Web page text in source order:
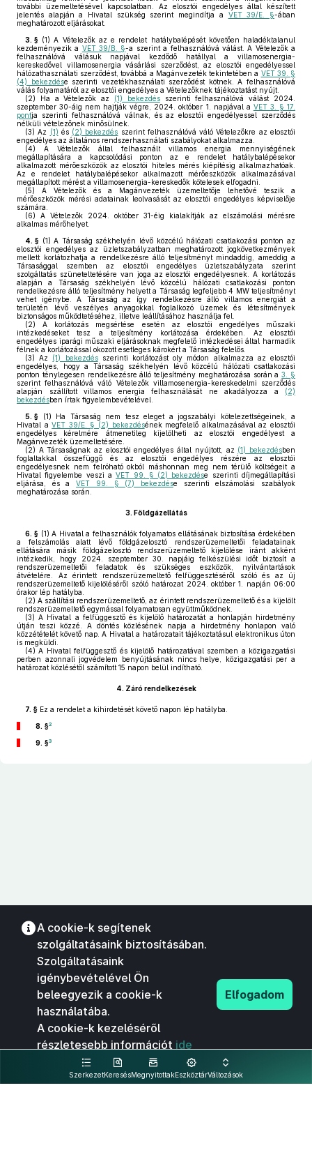
további üzemeltetésével kapcsolatban. Az elosztói engedélyes által készített
jelentés alapján a Hivatal szükség szerint megindítja a VET 39/E. §-ában
meghatározott eljárásokat.
3. § (1) A Vételezők az e rendelet hatálybalépését követően haladéktalanul
kezdeményezik a VET 39/B. §-a szerint a felhasználóvá válást. A Vételezők a
felhasználóvá válásuk napjával kezdődő hatállyal a villamosenergia-
kereskedővel villamosenergia vásárlási szerződést, az elosztói engedélyessel
hálózathasználati szerződést, továbbá a Magánvezeték tekintetében a VET 39. §
(4) bekezdése szerinti vezetékhasználati szerződést kötnek. A felhasználóvá
válás folyamatáról az elosztói engedélyes a Vételezőknek tájékoztatást nyújt.
(2) Ha a Vételezők az (1) bekezdésszerinti felhasználóvá válást 2024.
szeptember 30-áig nem hajtják végre, 2024. október 1. napjával a VET 3. § 17.
pontja szerinti felhasználóvá válnak, és az elosztói engedélyessel szerződés
nélküli vételezőnek minősülnek.
(3) Az (1) és (2) bekezdés szerint felhasználóvá váló Vételezőkre az elosztói
engedélyes az általános rendszerhasználati szabályokat alkalmazza.
(4) A Vételezők által felhasznált villamos energia mennyiségének
megállapítására a kapcsolódási ponton az e rendelet hatálybalépésekor
alkalmazott mérőeszközök az elosztói hiteles mérés kiépítésig alkalmazhatóak.
Az e rendelet hatálybalépésekor alkalmazott mérőeszközök alkalmazásával
megállapított mérést a villamosenergia-kereskedők kötelesek elfogadni.
(5) A Vételezők és a Magánvezeték üzemeltetője lehetővé teszik a
mérőeszközök mérési adatainak leolvasását az elosztói engedélyes képviselője
számára.
(6) A Vételezők 2024. október 31-éig kialakítják az elszámolási mérésre
alkalmas mérőhelyet.
4. § (1) A Társaság székhelyén lévő közcélú hálózati csatlakozási ponton az
elosztói engedélyes az üzletszabályzatban meghatározott jogkövetkezmények
mellett korlátozhatja a rendelkezésre álló teljesítményt mindaddig, ameddig a
Társasággal szemben az elosztói engedélyes üzletszabályzata szerint
szolgáltatás szüneteltetésére van joga az elosztói engedélyesnek. A korlátozás
alapján a Társaság székhelyén lévő közcélú hálózati csatlakozási ponton
rendelkezésre álló teljesítmény helyett a Társaság legfeljebb 4 MW teljesítményt
vehet igénybe. A Társaság az így rendelkezésre álló villamos energiát a
területén lévő veszélyes anyagokkal foglalkozó üzemek és létesítmények
biztonságos működtetéséhez, illetve leállításához használja fel.
(2) A korlátozás megsértése esetén az elosztói engedélyes műszaki
intézkedéseket tesz a teljesítmény korlátozása érdekében. Az elosztói
engedélyes iparági műszaki eljárásoknak megfelelő intézkedései által harmadik
félnek a korlátozással okozott esetleges károkért a Társaság felelős.
(3) Az (1) bekezdésszerinti korlátozást oly módon alkalmazza az elosztói
engedélyes, hogy a Társaság székhelyén lévő közcélú hálózati csatlakozási
ponton ténylegesen rendelkezésre álló teljesítmény meghatározása során a3. §
szerint felhasználóvá váló Vételezők villamosenergia-kereskedelmi szerződés
alapján szállított villamos energia felhasználását ne akadályozza a (2)
bekezdésben írtak figyelembevételével.
5. § (1) Ha Társaság nem tesz eleget a jogszabályi kötelezettségeinek, a
Hivatal aVET 39/E. § (2) bekezdésének megfelelő alkalmazásával az elosztói
engedélyes kérelmére átmenetileg kijelölheti az elosztói engedélyest a
Magánvezeték üzemeltetésére.
(2) A Társaságnak az elosztói engedélyes által nyújtott, az (1) bekezdésben
foglaltakkal összefüggő és az elosztói engedélyes részére az elosztói
engedélyesnek nem felróható okból máshonnan meg nem térülő költségeit a
Hivatal figyelembe veszi aVET 99. § (2) bekezdése szerinti díjmegállapítási
eljárása, és aVET 99. § (7) bekezdése szerinti elszámolási szabályok
meghatározása során.
3. Földgázellátás
6. § (1) A Hivatal a felhasználók folyamatos ellátásának biztosítása érdekében
a felszámolás alatt lévő földgázelosztó rendszerüzemeltetői feladatainak
ellátására másik földgázelosztó rendszerüzemeltető kijelölése iránt akként
intézkedik, hogy 2024. szeptember 30. napjáig felkészülési időt biztosít a
rendszerüzemeltetői feladatok és szükséges eszközök, nyilvántartások
átvételére. Az érintett rendszerüzemeltető felfüggesztéséről szóló és az új
rendszerüzemeltető kijelöléséről szóló határozat 2024. október 1. napján 06:00
órakor lép hatályba.
(2) A szállítási rendszerüzemeltető, az érintett rendszerüzemeltető és a kijelölt
rendszerüzemeltető egymással folyamatosan együttműködnek.
(3) A Hivatal a felfüggesztő és kijelölő határozatát a honlapján hirdetmény
útján teszi közzé. A döntés közlésének napja a hirdetmény honlapon való
közzétételét követő nap. A Hivatal a határozatait tájékoztatásul elektronikus úton
is megküldi.
(4) A Hivatal felfüggesztő és kijelölő határozatával szemben a közigazgatási
perben azonnali jogvédelem benyújtásának nincs helye, közigazgatási per a
határozat közlésétől számított 15 napon belül indítható.
4. Záró rendelkezések
7. § Ez a rendelet a kihirdetését követő napon lép hatályba.
8. §2
9. §3
SzerkezetKeresésMegnyitottakEszköztárVáltozások
A cookie-k segítenek
szolgáltatásaink biztosításában.
Szolgáltatásaink
igénybevételével Ön
beleegyezik a cookie-k
használatába.
A cookie-k kezeléséről
részletesebb információt ide
kattintva olvashat.
Elfogadom